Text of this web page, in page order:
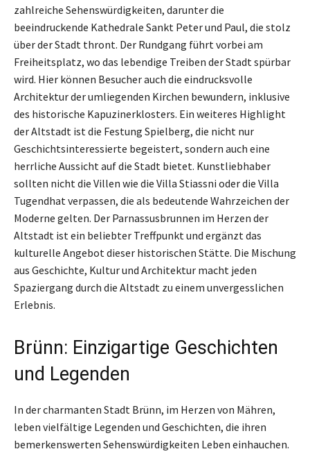
zahlreiche Sehenswürdigkeiten, darunter die
beeindruckende Kathedrale Sankt Peter und Paul, die stolz
über der Stadt thront. Der Rundgang führt vorbei am
Freiheitsplatz, wo das lebendige Treiben der Stadt spürbar
wird. Hier können Besucher auch die eindrucksvolle
Architektur der umliegenden Kirchen bewundern, inklusive
des historische Kapuzinerklosters. Ein weiteres Highlight
der Altstadt ist die Festung Spielberg, die nicht nur
Geschichtsinteressierte begeistert, sondern auch eine
herrliche Aussicht auf die Stadt bietet. Kunstliebhaber
sollten nicht die Villen wie die Villa Stiassni oder die Villa
Tugendhat verpassen, die als bedeutende Wahrzeichen der
Moderne gelten. Der Parnassusbrunnen im Herzen der
Altstadt ist ein beliebter Treffpunkt und ergänzt das
kulturelle Angebot dieser historischen Stätte. Die Mischung
aus Geschichte, Kultur und Architektur macht jeden
Spaziergang durch die Altstadt zu einem unvergesslichen
Erlebnis.
Brünn: Einzigartige Geschichten
und Legenden
In der charmanten Stadt Brünn, im Herzen von Mähren,
leben vielfältige Legenden und Geschichten, die ihren
bemerkenswerten Sehenswürdigkeiten Leben einhauchen.